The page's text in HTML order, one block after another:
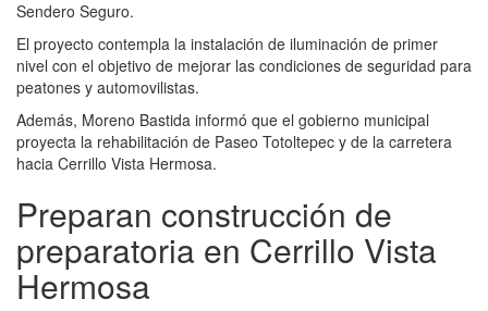
Sendero Seguro.
El proyecto contempla la instalación de iluminación de primer
nivel con el objetivo de mejorar las condiciones de seguridad para
peatones y automovilistas.
Además, Moreno Bastida informó que el gobierno municipal
proyecta la rehabilitación de Paseo Totoltepec y de la carretera
hacia Cerrillo Vista Hermosa.
Preparan construcción de
preparatoria en Cerrillo Vista
Hermosa